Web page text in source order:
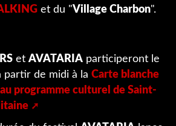
et du "Village Charbon".
et AVATARIA participeront le
partir de midi à la Carte blanche
programme culturel de Saint-